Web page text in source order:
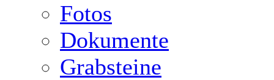
Fotos
Dokumente
Grabsteine